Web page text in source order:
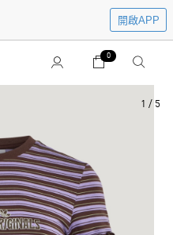
開啟APP
0
1 / 5